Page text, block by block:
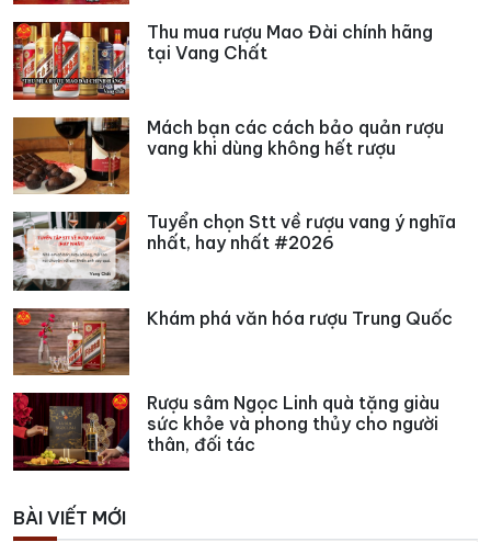
Thu mua rượu Mao Đài chính hãng
tại Vang Chất
Mách bạn các cách bảo quản rượu
vang khi dùng không hết rượu
Tuyển chọn Stt về rượu vang ý nghĩa
nhất, hay nhất #2026
Khám phá văn hóa rượu Trung Quốc
Rượu sâm Ngọc Linh quà tặng giàu
sức khỏe và phong thủy cho người
thân, đối tác
BÀI VIẾT MỚI